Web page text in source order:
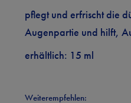
pflegt und erfrischt die
Augenpartie und hilft,
erhältlich: 15 ml
Weiterempfehlen: